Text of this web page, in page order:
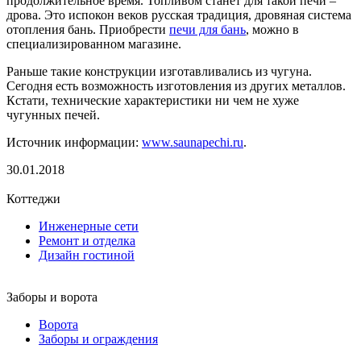
дрова. Это испокон веков русская традиция, дровяная система
отопления бань. Приобрести печи для бань, можно в
специализированном магазине.
Раньше такие конструкции изготавливались из чугуна.
Сегодня есть возможность изготовления из других металлов.
Кстати, технические характеристики ни чем не хуже
чугунных печей.
Источник информации: www.saunapechi.ru.
30.01.2018
Коттеджи
Инженерные сети
Ремонт и отделка
Дизайн гостиной
Заборы и ворота
Ворота
Заборы и ограждения